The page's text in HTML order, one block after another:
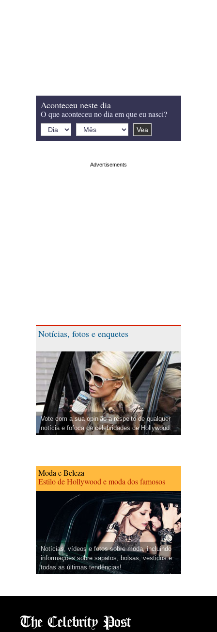
Aconteceu neste dia
O que aconteceu no dia em que eu nasci?
Notícias, fotos e enquetes
Vote com a sua opinião a respeito de qualquer
notícia e fofoca de celebridades de Hollywood.
Moda e Beleza
Estilo de Hollywood e moda dos famosos
Notícias, vídeos e fotos sobre moda, incluindo
informações sobre sapatos, bolsas, vestidos e
todas as últimas tendências!